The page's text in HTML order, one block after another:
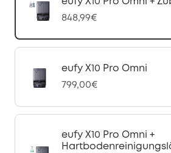
848,99€
eufy X10 Pro Omni
799,00€
eufy X10 Pro Omni +